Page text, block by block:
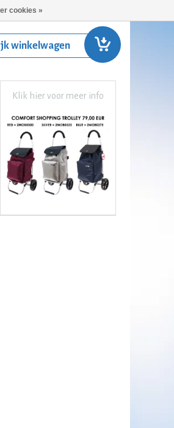
winkelwagen
Klik hier voor meer info
cookies »